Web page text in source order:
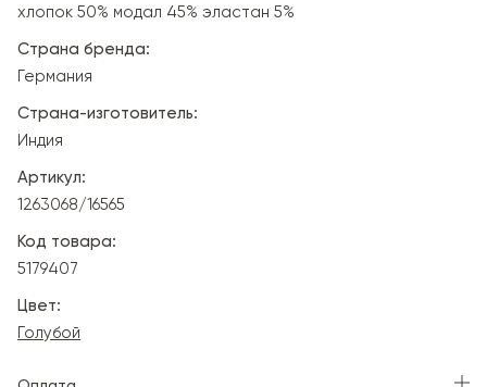
хлопок 50% модал 45% эластан 5%
Страна бренда:
Германия
Страна-изготовитель:
Индия
Артикул:
1263068/16565
Код товара:
5179407
Цвет:
Голубой